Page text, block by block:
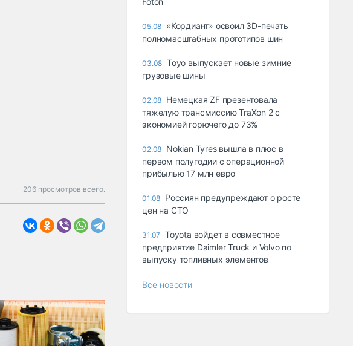
206 просмотров всего.
05.08 «Кордиант» освоил 3D-печать
полномасштабных прототипов шин
03.08 Toyo выпускает новые зимние
грузовые шины
02.08 Немецкая ZF презентовала
тяжелую трансмиссию TraXon 2 с
экономией горючего до 73%
02.08 Nokian Tyres вышла в плюс в
первом полугодии с операционной
прибылью 17 млн евро
01.08 Россиян предупреждают о росте
цен на СТО
31.07
Toyota войдет в совместное
предприятие Daimler Truck и Volvo по
выпуску топливных элементов
Все новости